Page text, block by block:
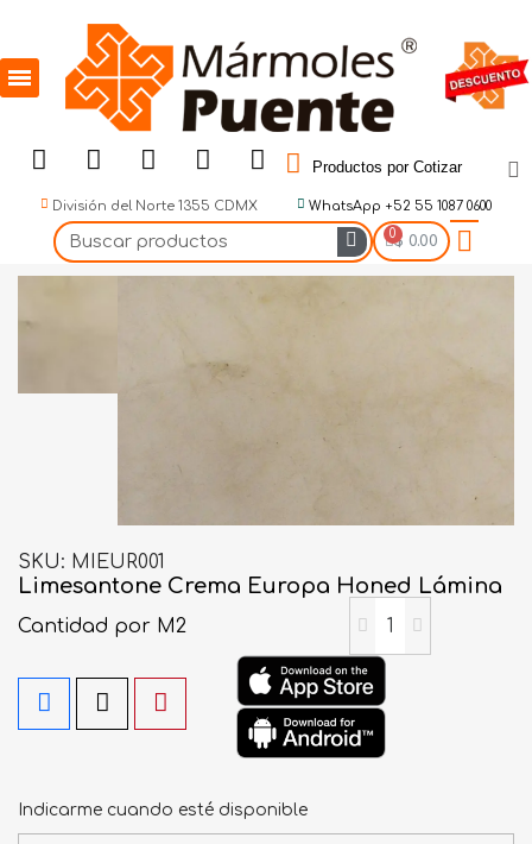
Productos por Cotizar
División del Norte 1355 CDMX WhatsApp +52 55 1087 0600
$ 0.00
SKU MIEUR001
Limesantone Crema Europa Honed Lámina
Cantidad por M2
Indicarme cuando esté disponible